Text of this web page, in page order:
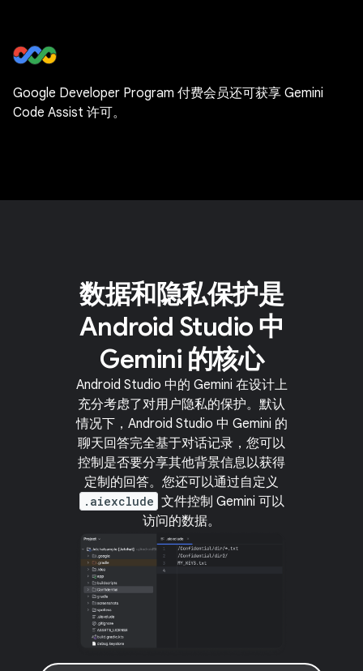
Google Developer Program 付费会员还可获享 Gemini
Code Assist 许可。
数据和隐私保护是
Android Studio 中
Gemini 的核心
Android Studio 中的 Gemini 在设计上
充分考虑了对用户隐私的保护。默认
情况下，Android Studio 中 Gemini 的
聊天回答完全基于对话记录，您可以
控制是否要分享其他背景信息以获得
定制的回答。您还可以通过自定义
.aiexclude 文件控制 Gemini 可以
访问的数据。